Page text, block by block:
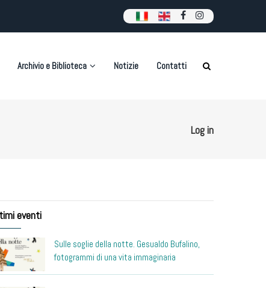
Archivio e Biblioteca Notizie Contatti
Log in
eventi
Sulle soglie della notte. Gesualdo Bufalino,
fotogrammi di una vita immaginaria